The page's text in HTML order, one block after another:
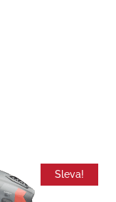
Sleva!